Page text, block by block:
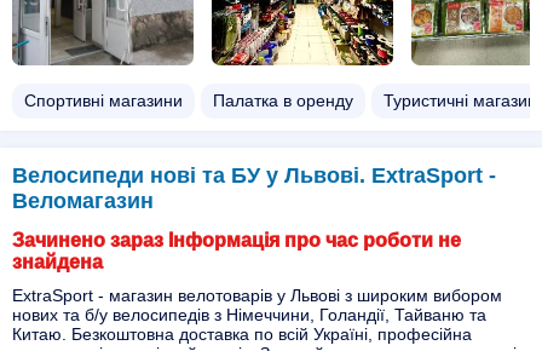
Спортивні магазини Палатка в оренду Туристичні
Велосипеди нові та БУ у Львові. ExtraSport -
Веломагазин
Зачинено зараз Інформація про час роботи не
знайдена
ExtraSport - магазин велотоварів у Львові з широким вибором
нових та б/у велосипедів з Німеччини, Голандії, Тайваню та
Китаю. Безкоштовна доставка по всій Україні, професійна